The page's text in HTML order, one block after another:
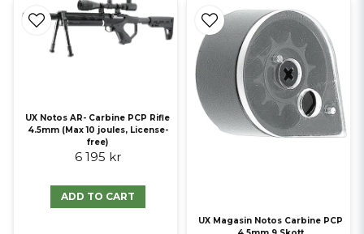
UX Notos AR- Carbine PCP Rifle
4.5mm (Max 10 joules, License-
free)
6 195 kr
ADD TO CART
UX Magasin Notos Carbine PCP